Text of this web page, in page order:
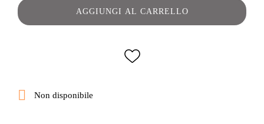
AGGIUNGI AL CARRELLO
 Non disponibile